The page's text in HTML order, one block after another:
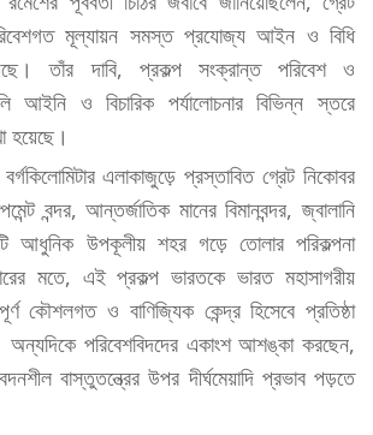
মূল্যায়ন সমস্ত প্রযোজ্য আইন ও বিধি
তাঁর দাবি, প্রকল্প সংক্রান্ত পরিবেশ ও
আইনি ও বিচারিক পর্যালোচনার বিভিন্ন স্তরে
হয়েছে।
এলাকাজুড়ে প্রস্তাবিত গ্রেট নিকোবর
বন্দর, আন্তর্জাতিক মানের বিমানবন্দর, জ্বালানি
আধুনিক উপকূলীয় শহর গড়ে তোলার পরিকল্পনা
মতে, এই প্রকল্প ভারতকে ভারত মহাসাগরীয়
কৌশলগত ও বাণিজ্যিক কেন্দ্র হিসেবে প্রতিষ্ঠা
পরিবেশবিদদের একাংশ আশঙ্কা করছেন,
বাস্তুতন্ত্রের উপর দীর্ঘমেয়াদি প্রভাব পড়তে